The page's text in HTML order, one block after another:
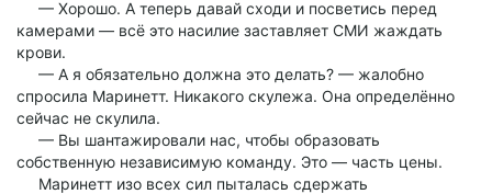
— Хорошо. А теперь давай сходи и посветись перед
камерами — всё это насилие заставляет СМИ жаждать
крови.
— А я обязательно должна это делать? — жалобно
спросила Маринетт. Никакого скулежа. Она определённо
сейчас не скулила.
— Вы шантажировали нас, чтобы образовать
собственную независимую команду. Это — часть цены.
Маринетт изо всех сил пыталась сдержать